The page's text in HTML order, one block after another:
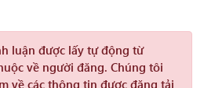
luận được lấy tự động từ
về người đăng. Chúng tôi
về các thông tin được đăng tải